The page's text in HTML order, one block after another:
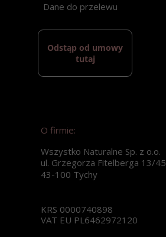
Odstąp od umowy
tutaj
Dane do przelewu
O firmie:
Wszystko Naturalne Sp. z o.o.
ul. Grzegorza Fitelberga 13/45
43-100 Tychy
KRS 0000740898
VAT EU PL6462972120